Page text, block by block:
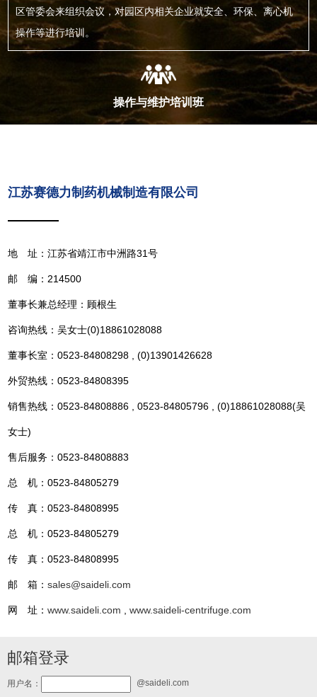
区管委会来组织会议，对园区内相关企业就安全、环保、离心机
操作等进行培训。
操作与维护培训班
江苏赛德力制药机械制造有限公司
地 址：江苏省靖江市中洲路31号
邮 编：214500
董事长兼总经理：顾根生
咨询热线：吴女士(0)18861028088
董事长室：0523-84808298 , (0)13901426628
外贸热线：0523-84808395
销售热线：0523-84808886 , 0523-84805796 , (0)18861028088(吴
女士)
售后服务：0523-84808883
总 机：0523-84805279
传 真：0523-84808995
总 机：0523-84805279
传 真：0523-84808995
邮 箱：sales@saideli.com
网 址：www.saideli.com ,www.saideli-centrifuge.com
邮箱登录
用户名： @saideli.com